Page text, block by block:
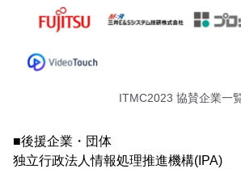
ITMC2023 協賛企業一
■後援企業・団体
独立行政法人情報処理推進機構(IPA)